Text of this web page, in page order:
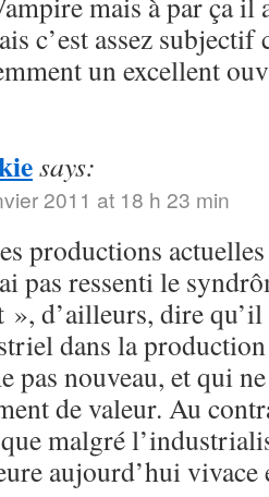
c’est assez
un excellent
says:
2011 at 18 h 23 min
productions
pas ressenti le
», d’ailleurs, dire
dans la
pas nouveau, et qui
de valeur. Au
malgré
aujourd’hui vivace